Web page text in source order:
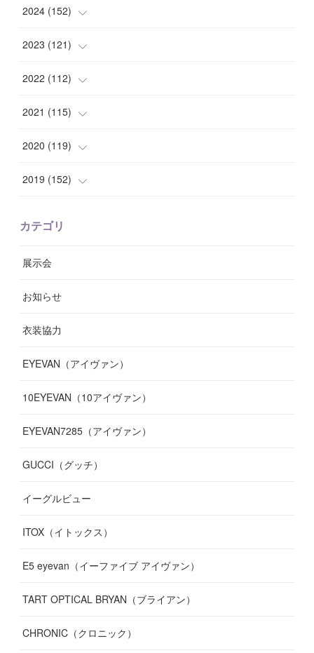
(10)
(9)
( 7)
( 8 )
(10)
(7)
( 8)
( 7 )
( 10)
9
(14
(8
(9
2024 (152)
(14)
( 15)
( 11)
( 10)
( 11)
(14
(19
(12)
(10)
2023 (121)
( 12)
( 8)
( 8)
( 6)
(12
(10
(17)
(11)
(10)
2022 (112)
( 10)
( 7)
(8)
(9
(7
(7
(10)
(11)
12)
2021 (115)
( 14)
(13)
(3
( 7
(13)
(11)
(13)
7)
(12)
2020 (119)
(7)
(
( 5
(8)
(12)
11)
(13)
(13)
2019 (152)
(10 )
(10)
13)
(16)
(14)
(17)
カテゴリ
展示会
お知らせ
衣装協力
EYEVAN（アイヴァン）
10EYEVAN（10アイヴァン）
EYEVAN7285（アイヴァン）
GUCCI（グッチ）
イーグルビュー
ITOX（イトックス）
E5 eyevan（イーファイブ アイヴァン）
TART OPTICAL BRYAN（ブライアン）
CHRONIC（クロニック）